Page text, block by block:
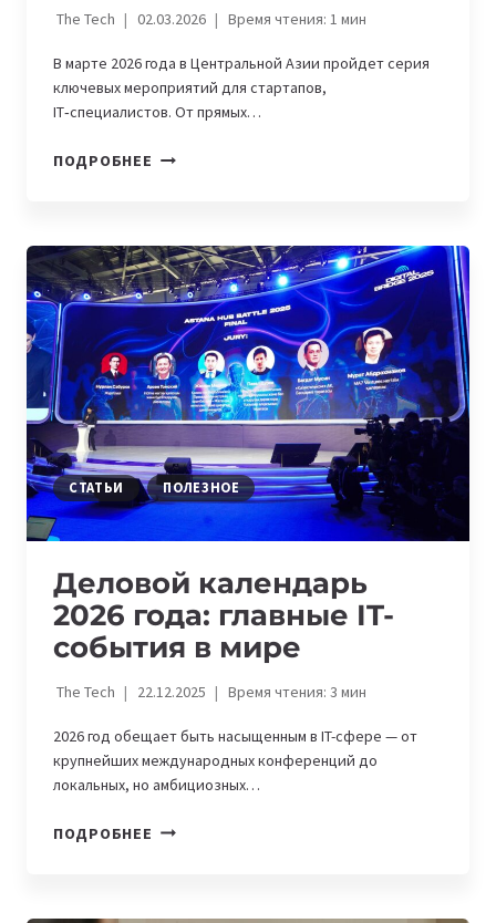
The Tech 02.03.2026 Время чтения: 1мин
В марте 2026 года в Центральной Азии пройдет серия
ключевых мероприятий для стартапов,
IT‑специалистов. От прямых…
ПОДРОБНЕЕ IT-
СОБЫТИЯ
В
МИРЕ
И
ЦЕНТРАЛЬНОЙ
ЕВРАЗИИ
СТАТЬИ ПОЛЕЗНОЕ
Деловой календарь
2026 года: главные IT-
события в мире
The Tech 22.12.2025 Время чтения: 3мин
2026 год обещает быть насыщенным в IT-сфере — от
крупнейших международных конференций до
локальных, но амбициозных…
ПОДРОБНЕЕ ДЕЛОВОЙ